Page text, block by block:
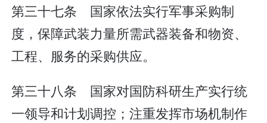
第三十七条 国家依法实行军事采购制
度，保障武装力量所需武器装备和物资、
工程、服务的采购供应。
第三十八条 国家对国防科研生产实行统
一领导和计划调控；注重发挥市场机制作